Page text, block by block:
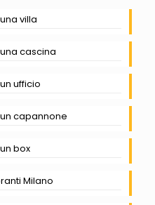
villa
cascina
ufficio
capannone
box
Milano